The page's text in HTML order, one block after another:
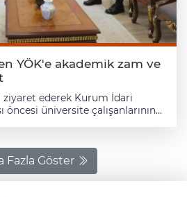
YÖK'e akademik zam ve
ziyaret ederek Kurum İdari
öncesi üniversite çalışanlarının
mali haklarına artış
her fırsatta dile getirdiklerini,
yükseköğretim tazminatı
ile ek ders ücreti gösterge
Fazla Göster